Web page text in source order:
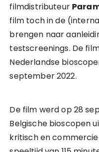
filmdistributeur
film toch in de
brengen naar
testscreenings. De
Nederlandse
september 2022.
De film werd op 28
Belgische bioscopen
kritisch en